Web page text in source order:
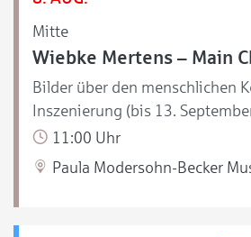
Mitte
Wiebke Mertens – Main
Bilder über den menschlichen
Inszenierung (bis 13.
11:00 Uhr
Paula Modersohn-Becker